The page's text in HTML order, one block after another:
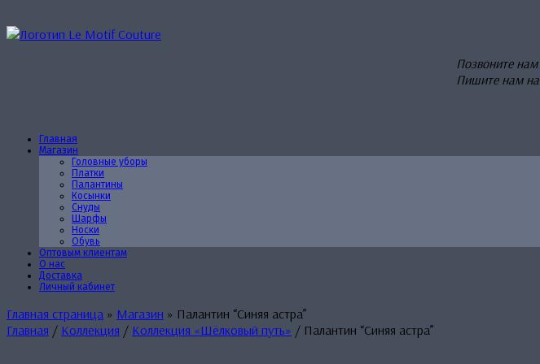
к
Позвоните нам
Пишите нам на
Главная
Магазин
Головные уборы
Платки
Палантины
Косынки
Снуды
Шарфы
Носки
Обувь
Оптовым клиентам
О нас
Доставка
Личный кабинет
Главная страница » Магазин » Палантин “Синяя астра”
Главная / Коллекция / Коллекция «Шёлковый путь» / Палантин “Синяя астра”